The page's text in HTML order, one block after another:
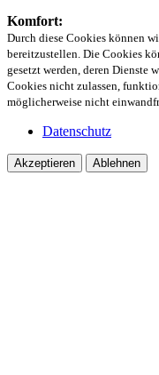
Komfort:
Durch diese Cookies können
bereitzustellen. Die Cookies
gesetzt werden, deren Dienste
Cookies nicht zulassen,
möglicherweise nicht
Datenschutz
Akzeptieren Ablehnen